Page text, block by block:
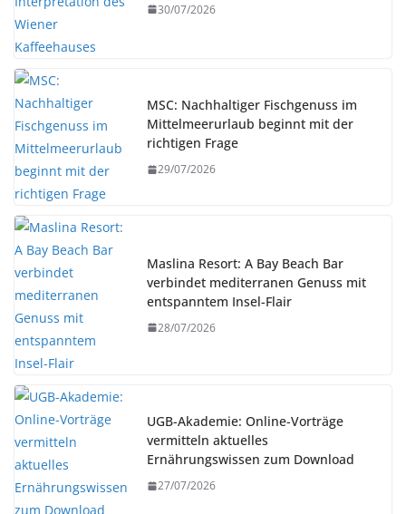
30/07/2026
MSC: Nachhaltiger Fischgenuss im
Mittelmeerurlaub beginnt mit der
richtigen Frage
29/07/2026
Maslina Resort: A Bay Beach Bar
verbindet mediterranen Genuss mit
entspanntem Insel-Flair
28/07/2026
UGB-Akademie: Online-Vorträge
vermitteln aktuelles
Ernährungswissen zum Download
27/07/2026